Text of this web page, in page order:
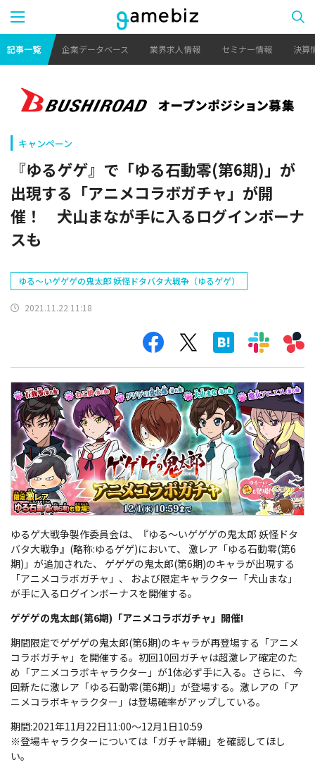
記事一覧 企業データベース 業界求人情報 セミナー情報 決算
キャンペーン
『ゆるゲゲ』で「ゆる石動零(第6期)」が
出現する「アニメコラボガチャ」が開
催！ 犬山まなが手に入るログインボーナ
スも
ゆる～いゲゲゲの鬼太郎 妖怪ドタバタ大戦争（ゆるゲゲ）
2021.11.22 11:18
ゆるゲ大戦争製作委員会は、『ゆる～いゲゲゲの鬼太郎 妖怪ドタ
バタ大戦争』(略称:ゆるゲゲ)において、 激レア「ゆる石動零(第6
期)」が追加された、 ゲゲゲの鬼太郎(第6期)のキャラが出現する
「アニメコラボガチャ」、 および限定キャラクター「犬山まな」
が手に入るログインボーナスを開催する。
ゲゲゲの鬼太郎(第6期)「アニメコラボガチャ」開催!
期間限定でゲゲゲの鬼太郎(第6期)のキャラが再登場する「アニメ
コラボガチャ」を開催する。初回10回ガチャは超激レア確定のた
め「アニメコラボキャラクター」が1体必ず手に入る。さらに、 今
回新たに激レア「ゆる石動零(第6期)」が登場する。激レアの「ア
ニメコラボキャラクター」は登場確率がアップしている。
期間:2021年11月22日11:00～12月1日10:59
※登場キャラクターについては「ガチャ詳細」を確認してほし
い。